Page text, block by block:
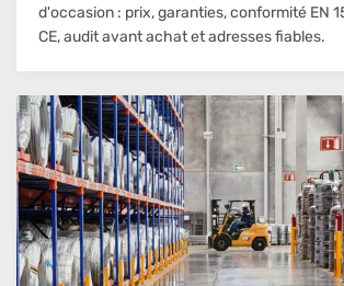
d'occasion : prix, garanties, conformité EN
CE, audit avant achat et adresses fiables.